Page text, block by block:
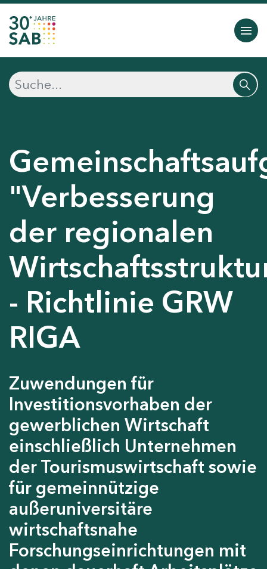
"Verbesserung
der regionalen
- Richtlinie GRW
RIGA
Zuwendungen für
Investitionsvorhaben der
gewerblichen Wirtschaft
einschließlich Unternehmen
der Tourismuswirtschaft sowie
für gemeinnützige
außeruniversitäre
wirtschaftsnahe
Forschungseinrichtungen mit